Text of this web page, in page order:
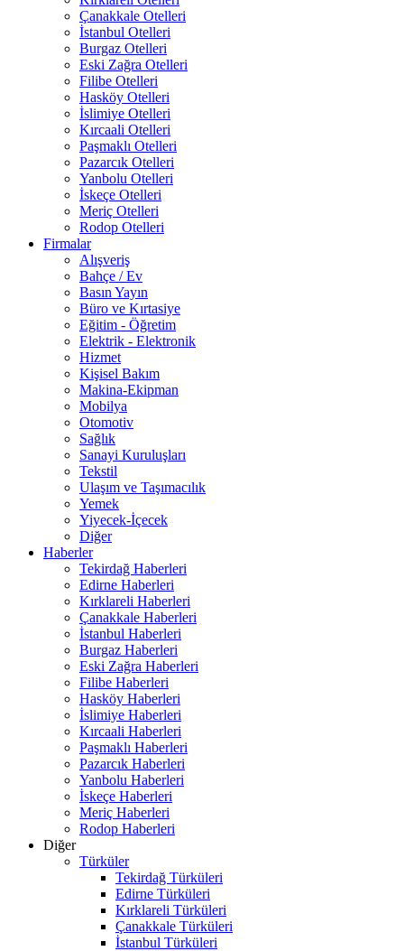
Çanakkale Otelleri
İstanbul Otelleri
Burgaz Otelleri
Eski Zağra Otelleri
Filibe Otelleri
Hasköy Otelleri
İslimiye Otelleri
Kırcaali Otelleri
Paşmaklı Otelleri
Pazarcık Otelleri
Yanbolu Otelleri
İskeçe Otelleri
Meriç Otelleri
Rodop Otelleri
Firmalar
Alışveriş
Bahçe / Ev
Basın Yayın
Büro ve Kırtasiye
Eğitim - Öğretim
Elektrik - Elektronik
Hizmet
Kişisel Bakım
Makina-Ekipman
Mobilya
Otomotiv
Sağlık
Sanayi Kuruluşları
Tekstil
Ulaşım ve Taşımacılık
Yemek
Yiyecek-İçecek
Diğer
Haberler
Tekirdağ Haberleri
Edirne Haberleri
Kırklareli Haberleri
Çanakkale Haberleri
İstanbul Haberleri
Burgaz Haberleri
Eski Zağra Haberleri
Filibe Haberleri
Hasköy Haberleri
İslimiye Haberleri
Kırcaali Haberleri
Paşmaklı Haberleri
Pazarcık Haberleri
Yanbolu Haberleri
İskeçe Haberleri
Meriç Haberleri
Rodop Haberleri
Diğer
Türküler
Tekirdağ Türküleri
Edirne Türküleri
Kırklareli Türküleri
Çanakkale Türküleri
İstanbul Türküleri